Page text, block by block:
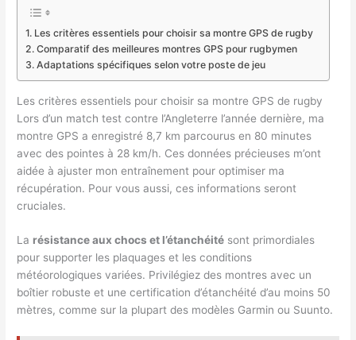
Les critères essentiels pour choisir sa montre GPS de rugby
Comparatif des meilleures montres GPS pour rugbymen
Adaptations spécifiques selon votre poste de jeu
Les critères essentiels pour choisir sa montre GPS de rugby
Lors d’un match test contre l’Angleterre l’année dernière, ma
montre GPS a enregistré 8,7 km parcourus en 80 minutes
avec des pointes à 28 km/h. Ces données précieuses m’ont
aidée à ajuster mon entraînement pour optimiser ma
récupération. Pour vous aussi, ces informations seront
cruciales.
La résistance aux chocs et l’étanchéité sont primordiales
pour supporter les plaquages et les conditions
météorologiques variées. Privilégiez des montres avec un
boîtier robuste et une certification d’étanchéité d’au moins 50
mètres, comme sur la plupart des modèles Garmin ou Suunto.